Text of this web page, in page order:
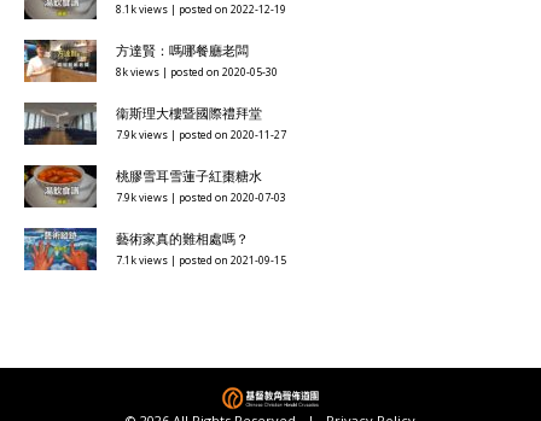
8.1k views | posted on 2022-12-19
方達賢：嗎哪餐廳老闆
8k views | posted on 2020-05-30
衞斯理大樓暨國際禮拜堂
7.9k views | posted on 2020-11-27
桃膠雪耳雪蓮子紅棗糖水
7.9k views | posted on 2020-07-03
藝術家真的難相處嗎？
7.1k views | posted on 2021-09-15